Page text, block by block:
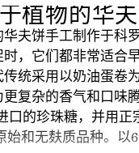
于植物的华
夫饼手工制作于科
，它们都非常适合
统采用以奶油蛋卷
复杂的香气和口味
口的珍珠糖，并用正
和无麸质品种。以6